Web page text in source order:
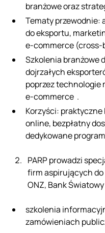
branżowe oraz
Tematy przewodnie:
do eksportu,
e-commerce
Szkolenia branżowe
dojrzałych
poprzez technologie
e‑commerce .
Korzyści: praktyczne
online, bezpłatny
dedykowane
PARP prowadzi
firm aspirujących
ONZ, Bank
szkolenia
zamówieniach